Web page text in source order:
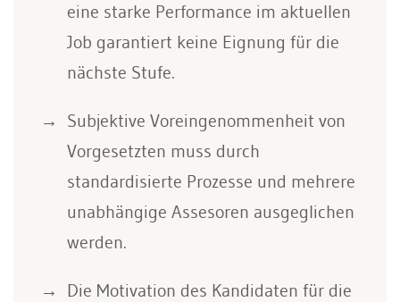
eine starke Performance im aktuellen
Job garantiert keine Eignung für die
nächste Stufe.
Subjektive Voreingenommenheit von
Vorgesetzten muss durch
standardisierte Prozesse und mehrere
unabhängige Assesoren ausgeglichen
werden.
Die Motivation des Kandidaten für die